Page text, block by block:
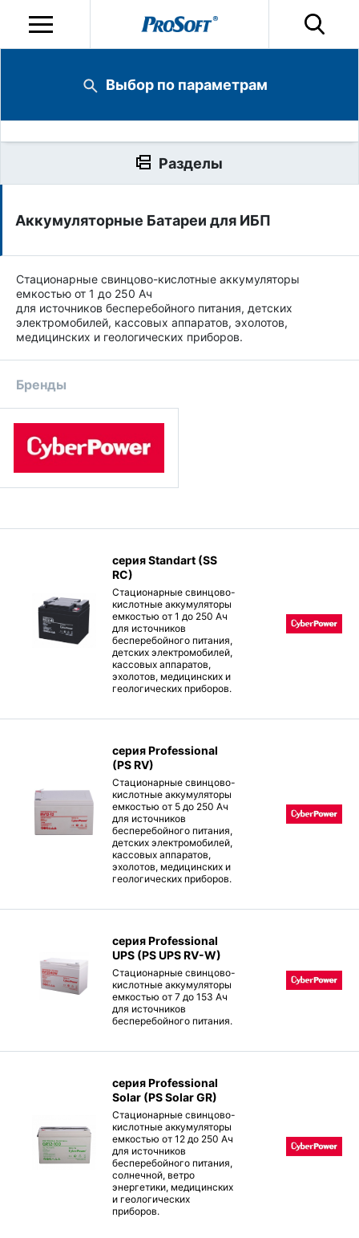
Аккумуляторные Батареи для ИБП
Стационарные свинцово-кислотные аккумуляторы
емкостью от 1 до 250 Ач
для источников бесперебойного питания, детских
электромобилей, кассовых аппаратов, эхолотов,
медицинских и геологических приборов.
Бренды
серия Standart (SS
RC)
Стационарные свинцово-
кислотные аккумуляторы
емкостью от 1 до 250 Ач
для источников
бесперебойного питания,
детских электромобилей,
кассовых аппаратов,
эхолотов, медицинских и
геологических приборов.
серия Professional
(PS RV)
Стационарные свинцово-
кислотные аккумуляторы
емкостью от 5 до 250 Ач
для источников
бесперебойного питания,
детских электромобилей,
кассовых аппаратов,
эхолотов, медицинских и
геологических приборов.
серия Professional
UPS (PS UPS RV-W)
Стационарные свинцово-
кислотные аккумуляторы
емкостью от 7 до 153 Ач
для источников
бесперебойного питания.
серия Professional
Solar (PS Solar GR)
Стационарные свинцово-
кислотные аккумуляторы
емкостью от 12 до 250 Ач
для источников
бесперебойного питания,
солнечной, ветро
энергетики, медицинских
и геологических
приборов.
Выбор по параметрам
Разделы